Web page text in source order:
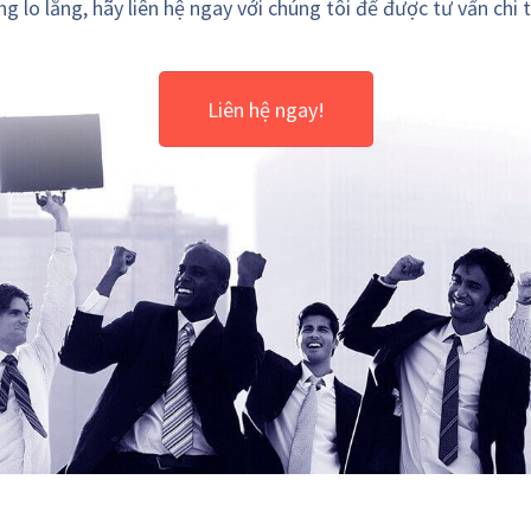
lo lắng, hãy liên hệ ngay với chúng tôi để được tư vấn chi
Liên hệ ngay!